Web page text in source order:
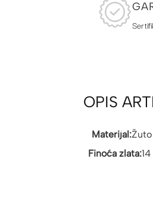
OPIS
Materijal:
Finoća zlata: